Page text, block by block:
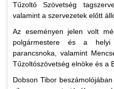
Tűzoltó Szövetség
valamint a szervezetek előtt
Az eseményen jelen volt
polgármestere és a helyi
parancsnoka, valamint
Tűzoltószövetség elnöke és a
Dobson Tibor